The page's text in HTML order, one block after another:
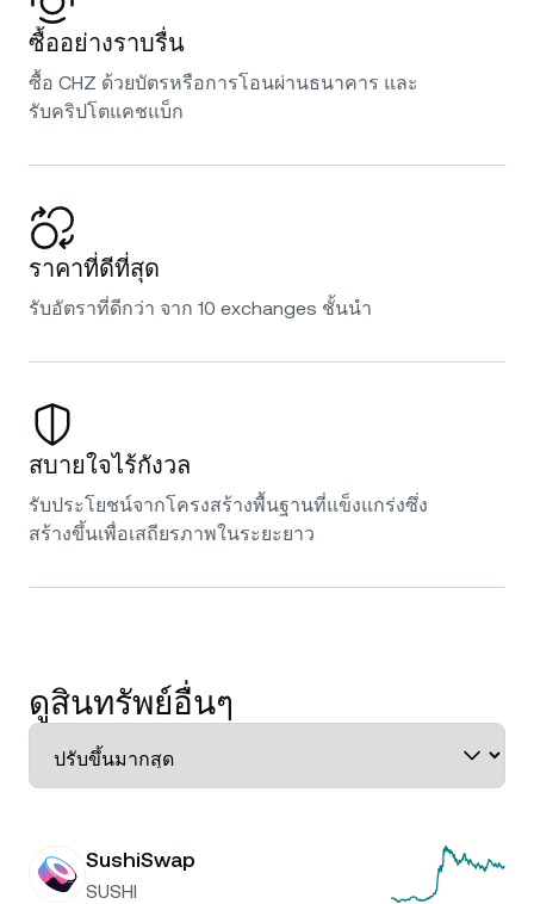
ซื้ออย่างราบรื่น
ซื้อ CHZ ด้วยบัตรหรือการโอนผ่านธนาคาร และ
รับคริปโตแคชแบ็ก
ราคาที่ดีที่สุด
รับอัตราที่ดีกว่า จาก 10 exchanges ชั้นนำ
สบายใจไร้กังวล
รับประโยชน์จากโครงสร้างพื้นฐานที่แข็งแกร่งซึ่ง
สร้างขึ้นเพื่อเสถียรภาพในระยะยาว
ดูสินทรัพย์อื่นๆ
SushiSwap
SUSHI